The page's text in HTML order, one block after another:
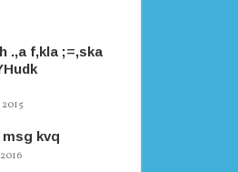
.,a f,kla ;=,ska
kvq